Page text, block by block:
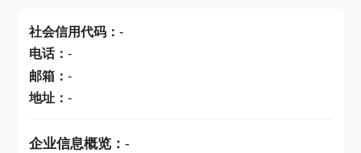
社会信用代码： -
电话： -
邮箱： -
地址： -
企业信息概览： -